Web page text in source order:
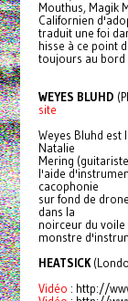
Mouthus, Magik
Californien
traduit une foi
hisse à ce point
toujours au bord
WEYES BLUHD
site
Weyes Bluhd
Natalie
Mering
l'aide
cacophonie
sur fond de
dans la
noirceur du voile
monstre
HEATSICK
Vidéo : http://